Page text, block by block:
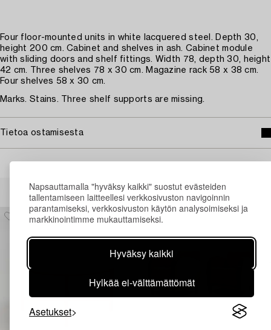
Napsauttamalla "hyväksy kaikki" suostut evästeiden
tallentamiseen laitteellesi verkkosivuston navigoinnin
parantamiseksi, verkkosivuston käytön analysoimiseksi ja
markkinointimme mukauttamiseksi.
Hyväksy kaikki
Hylkää ei-välttämättömät
Asetukset
Four floor-mounted units in white lacquered steel. Depth 30,
height 200 cm. Cabinet and shelves in ash. Cabinet module
with sliding doors and shelf fittings. Width 78, depth 30, height
42 cm. Three shelves 78 x 30 cm. Magazine rack 58 x 38 cm.
Four shelves 58 x 30 cm.
Marks. Stains. Three shelf supports are missing.
Tietoa ostamisesta
Muiden katsomia kohteita